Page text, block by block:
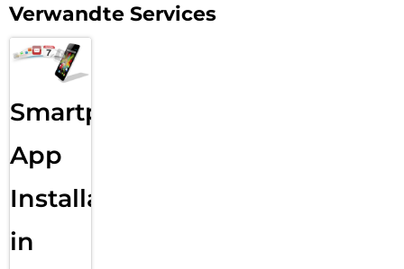
Verwandte Services
Smartphone
App
Installation
in